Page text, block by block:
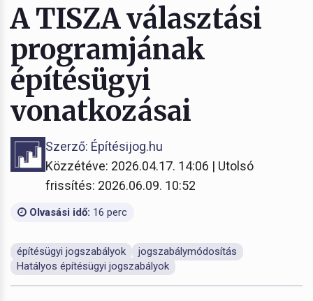
A TISZA választási
programjának
építésügyi
vonatkozásai
Szerző: Építésijog.hu
Közzétéve: 2026.04.17. 14:06 | Utolsó
frissítés: 2026.06.09. 10:52
Olvasási idő: 16 perc
építésügyi jogszabályok
jogszabálymódosítás
Hatályos építésügyi jogszabályok